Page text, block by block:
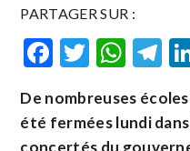
PARTAGER SUR :
Facebook
Twitter
De nombreuses
été fermées lundi
concertés du